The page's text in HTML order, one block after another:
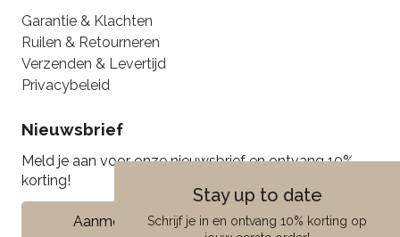
Stay up to date
Schrijf je in en ontvang 10% korting op
Garantie & Klachten
Ruilen & Retourneren
Verzenden & Levertijd
Privacybeleid
Nieuwsbrief
Meld je aan voor onze nieuwsbrief en ontvang 10%
korting!
Aanmelden